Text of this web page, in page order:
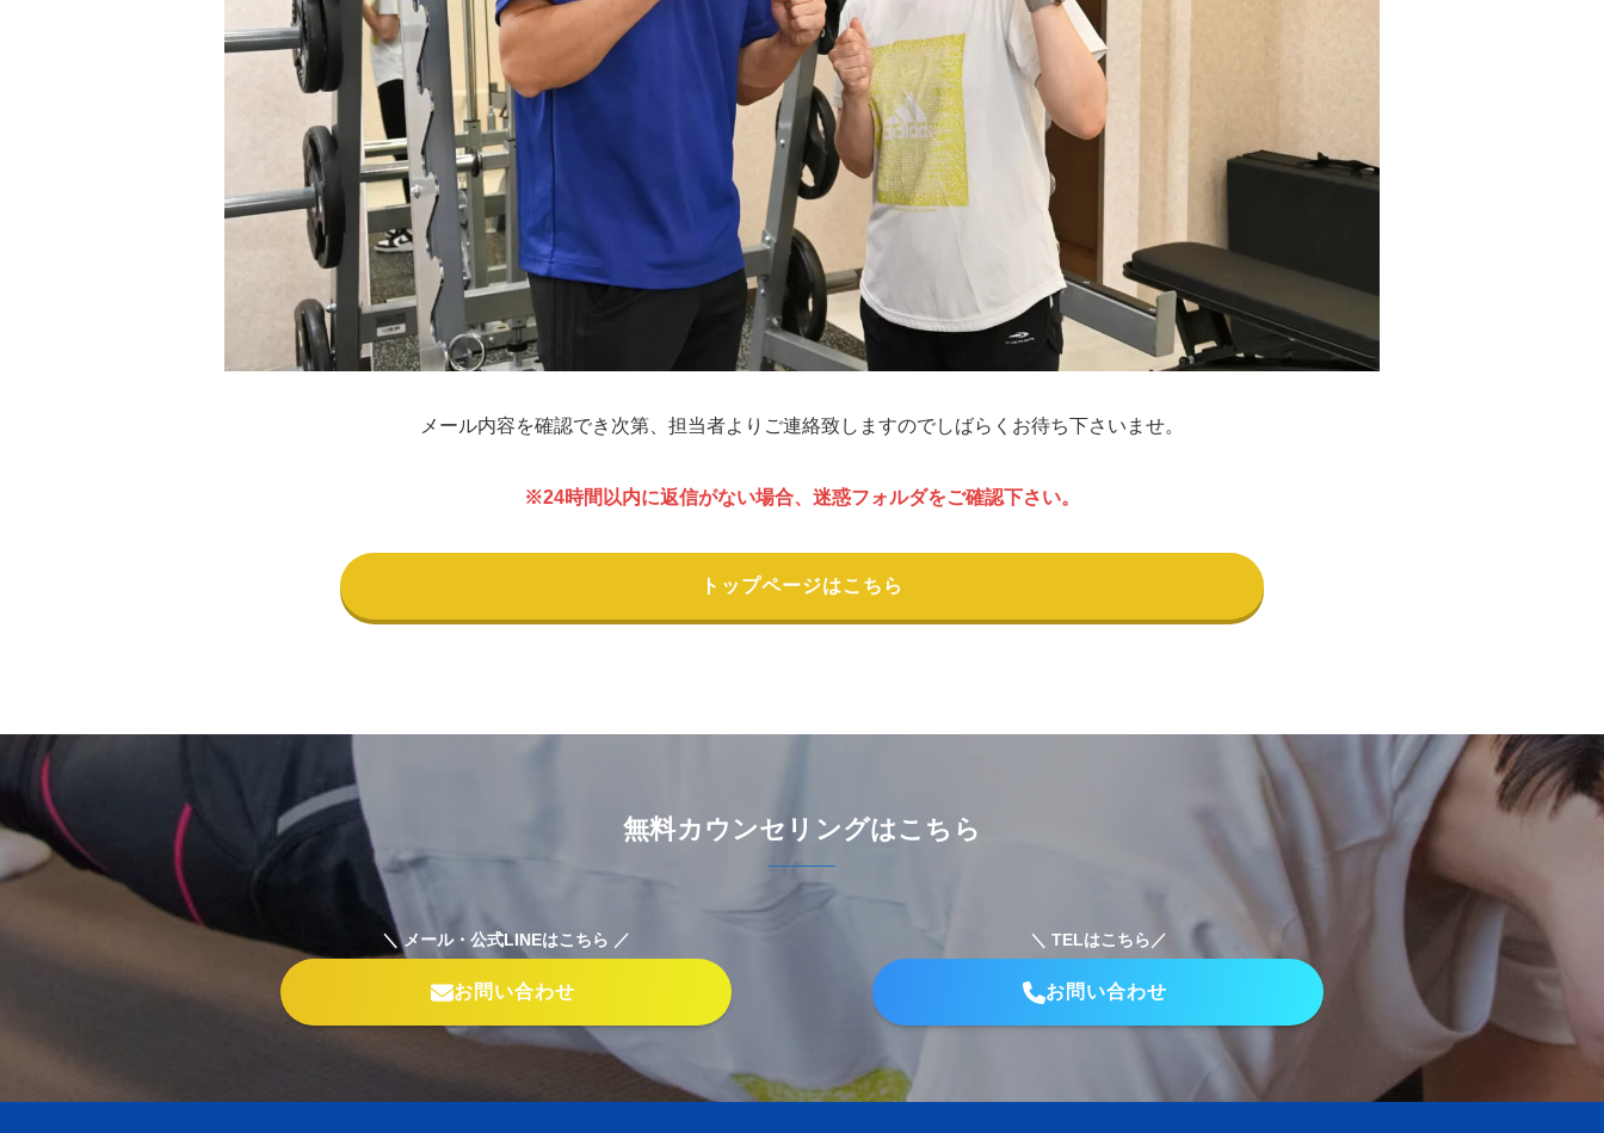
メール内容を確認でき次第、担当者よりご連絡致しますのでしばらくお待ち下さいませ。
※24時間以内に返信がない場合、迷惑フォルダをご確認下さい。
トップページはこちら
無料カウンセリングはこちら
＼ メール・公式LINEはこちら ／
お問い合わせ
＼ TELはこちら／
お問い合わせ